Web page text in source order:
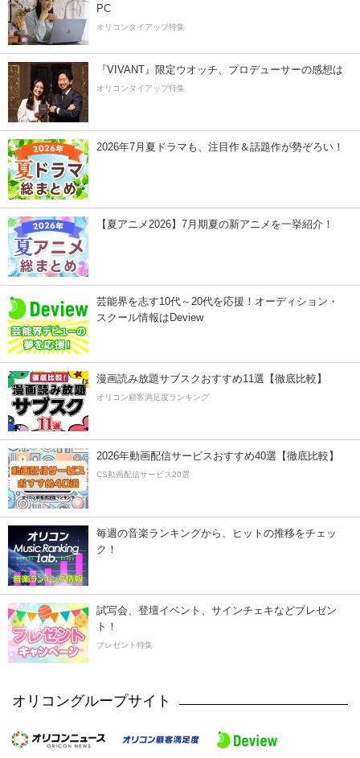
PC
オリコンタイアップ特集
『VIVANT』限定ウオッチ、プロデューサーの感想は
オリコンタイアップ特集
2026年7月夏ドラマも、注目作＆話題作が勢ぞろい！
【夏アニメ2026】7月期夏の新アニメを一挙紹介！
芸能界を志す10代～20代を応援！オーディション・
スクール情報はDeview
漫画読み放題サブスクおすすめ11選【徹底比較】
オリコン顧客満足度ランキング
2026年動画配信サービスおすすめ40選【徹底比較】
CS動画配信サービス20選
毎週の音楽ランキングから、ヒットの推移をチェッ
ク！
試写会、登壇イベント、サインチェキなどプレゼン
ト！
プレゼント特集
オリコングループサイト